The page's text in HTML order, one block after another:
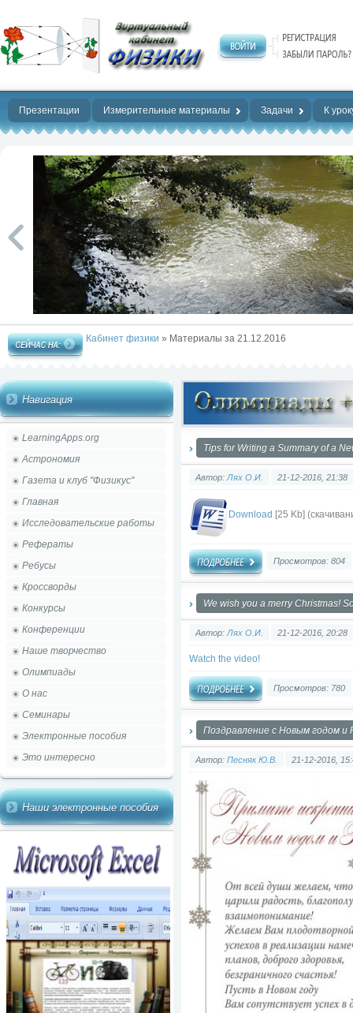
Нет предела
совершенству!
Презентации Измерительные материалы Задачи К
Кабинет физики » Материалы за 21.12.2016
Навигация
LearningApps.org
Астрономия
Газета и клуб "Физикус"
Главная
Исследовательские работы
Рефераты
Ребусы
Кроссворды
Конкурсы
Конференции
Наше творчество
Олимпиады
О нас
Семинары
Электронные пособия
Это интересно
Наши электронные пособия
Tips for Writing a Summary of a
Автор: Лях О.И. 21-12-2016, 21:38
Download [25 Kb]
Просмотров: 804
We wish you a merry Christmas!
Автор: Лях О.И. 21-12-2016, 20:28
Watch the video!
Просмотров: 780
Поздравление с Новым годом
Автор: Песняк Ю.В. 21-12-2016,